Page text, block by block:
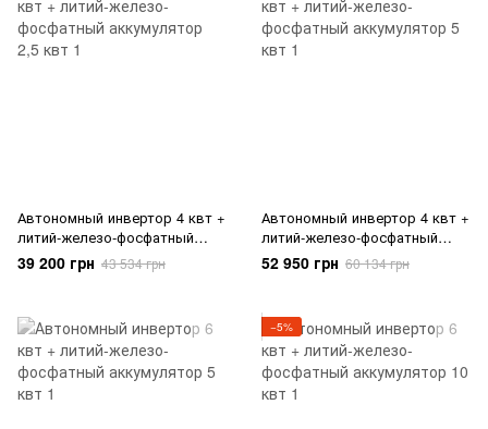
Автономный инвертор 4 квт +
литий-железо-фосфатный
аккумулятор 2,5 квт
39 200 грн 43 534 грн
Автономный инвертор 4 квт +
литий-железо-фосфатный
аккумулятор 5 квт
52 950 грн 60 134 грн
−5%